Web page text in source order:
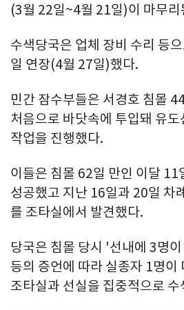
(3월 22일~4월 21일)이 마무리
수색당국은 업체 장비 수리 등
일 연장(4월 27일)했다.
민간 잠수부들은 서경호 침몰
처음으로 바닷속에 투입돼 유도
작업을 진행했다.
이들은 침몰 62일 만인 이달 11
성공했고 지난 16일과 20일 차
를 조타실에서 발견했다.
당국은 침몰 당시 '선내에 3명
등의 증언에 따라 실종자 1명이
조타실과 선실을 집중적으로